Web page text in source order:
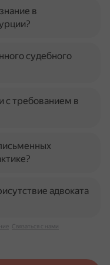
в
судебного
с требованием в
адвоката
Связаться с нами